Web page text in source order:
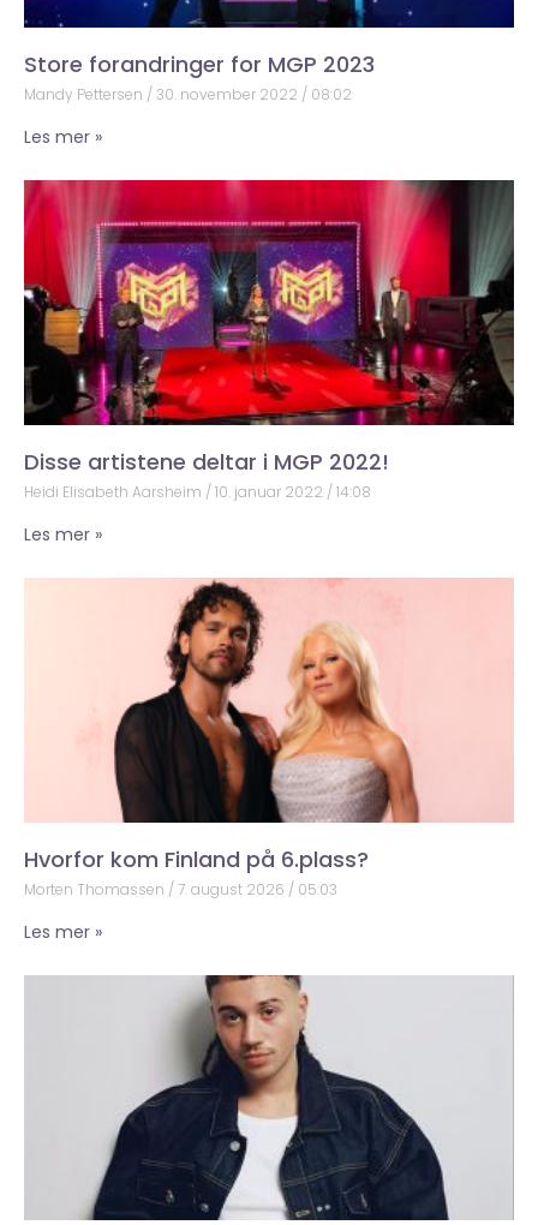
Store forandringer for MGP 2023
Mandy Pettersen 30. november 2022 08:02
Les mer »
Disse artistene deltar i MGP 2022!
Heidi Elisabeth Aarsheim 10. januar 2022 14:08
Les mer »
Hvorfor kom Finland på 6.plass?
Morten Thomassen 7. august 2026 05:03
Les mer »